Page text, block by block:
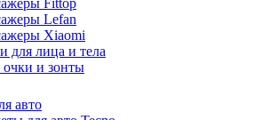
Fittop
Lefan
Xiaomi
для лица и тела
и зонты
авто